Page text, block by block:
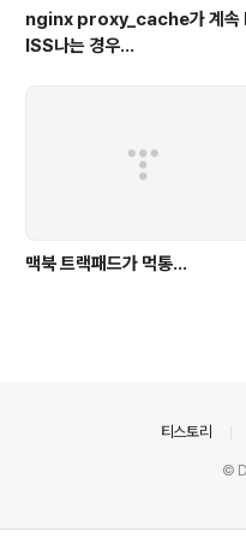
nginx proxy_cache가 계속
ISS나는 경우...
맥북 트랙패드가 먹통...
티스토리
©